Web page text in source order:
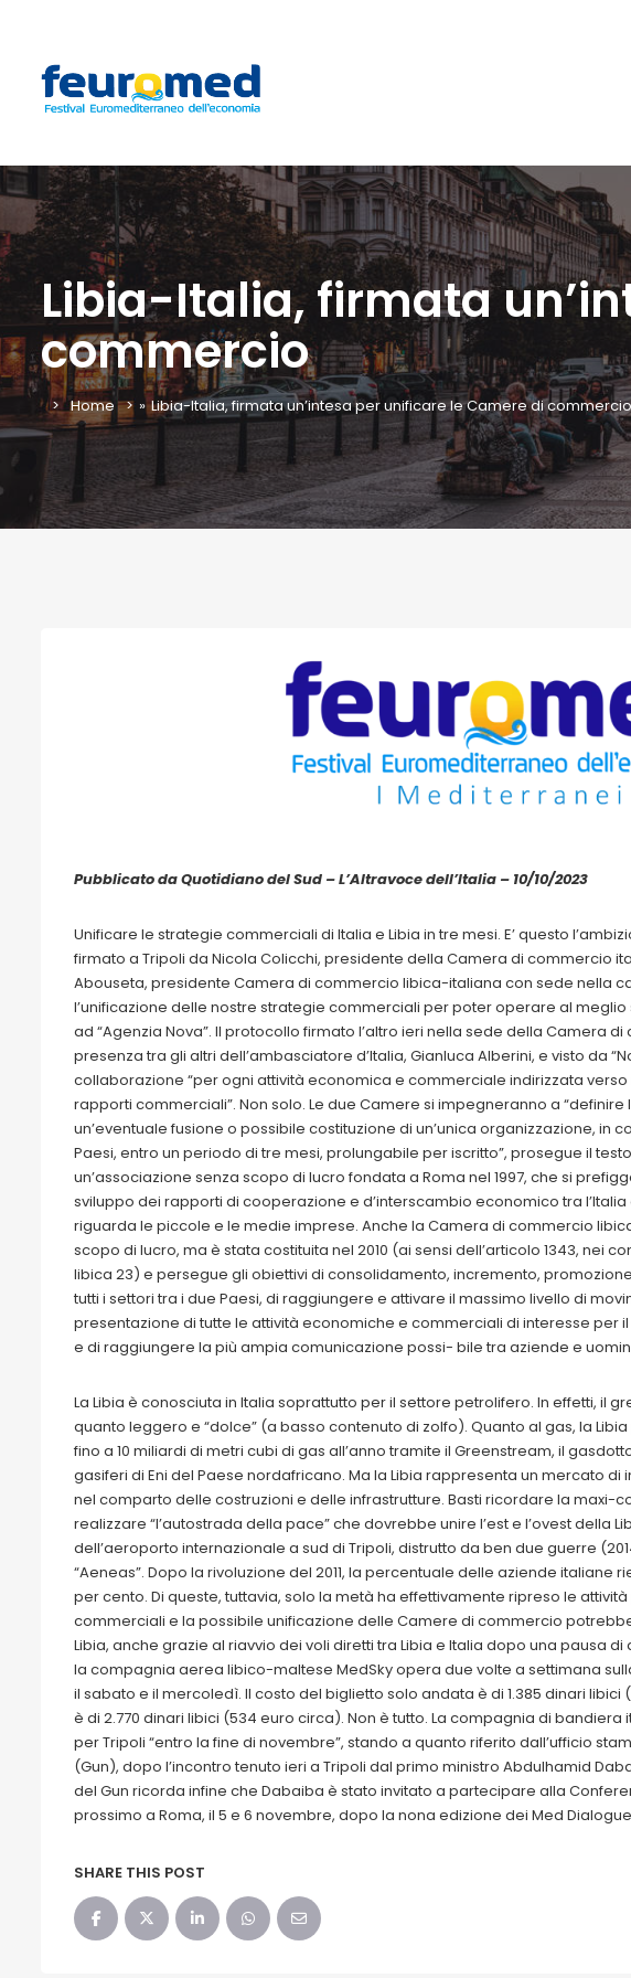
Libia-Italia, firmata
commercio
Home » Libia-Italia, firmata un’intesa per unificare le Camere di commercio
Pubblicato da Quotidiano del Sud – L’Altravoce dell’Italia – 10/10/2023
Unificare le strategie commerciali di Italia e Libia in tre mesi. E’ questo
firmato a Tripoli da Nicola Colicchi, presidente della Camera di commercio
Abouseta, presidente Camera di commercio libica-italiana con sede nella
l’unificazione delle nostre strategie commerciali per poter operare al meglio
ad “Agenzia Nova”. Il protocollo firmato l’altro ieri nella sede della Camera
presenza tra gli altri dell’ambasciatore d’Italia, Gianluca Alberini, e visto da
collaborazione “per ogni attività economica e commerciale indirizzata
rapporti commerciali”. Non solo. Le due Camere si impegneranno a
un’eventuale fusione o possibile costituzione di un’unica organizzazione, in
Paesi, entro un periodo di tre mesi, prolungabile per iscritto”, prosegue il
un’associazione senza scopo di lucro fondata a Roma nel 1997, che si
sviluppo dei rapporti di cooperazione e d’interscambio economico tra
riguarda le piccole e le medie imprese. Anche la Camera di commercio
scopo di lucro, ma è stata costituita nel 2010 (ai sensi dell’articolo 1343, nei
libica 23) e persegue gli obiettivi di consolidamento, incremento,
tutti i settori tra i due Paesi, di raggiungere e attivare il massimo livello di
presentazione di tutte le attività economiche e commerciali di interesse per
e di raggiungere la più ampia comunicazione possi- bile tra aziende e
La Libia è conosciuta in Italia soprattutto per il settore petrolifero. In effetti, il
quanto leggero e “dolce” (a basso contenuto di zolfo). Quanto al gas, la
fino a 10 miliardi di metri cubi di gas all’anno tramite il Greenstream, il
gasiferi di Eni del Paese nordafricano. Ma la Libia rappresenta un mercato
nel comparto delle costruzioni e delle infrastrutture. Basti ricordare la maxi-
realizzare “l’autostrada della pace” che dovrebbe unire l’est e l’ovest della
dell’aeroporto internazionale a sud di Tripoli, distrutto da ben due guerre
“Aeneas”. Dopo la rivoluzione del 2011, la percentuale delle aziende italiane
per cento. Di queste, tuttavia, solo la metà ha effettivamente ripreso le
commerciali e la possibile unificazione delle Camere di commercio
Libia, anche grazie al riavvio dei voli diretti tra Libia e Italia dopo una pausa
la compagnia aerea libico-maltese MedSky opera due volte a settimana
il sabato e il mercoledì. Il costo del biglietto solo andata è di 1.385 dinari
è di 2.770 dinari libici (534 euro circa). Non è tutto. La compagnia di
per Tripoli “entro la fine di novembre”, stando a quanto riferito dall’ufficio
(Gun), dopo l’incontro tenuto ieri a Tripoli dal primo ministro Abdulhamid
del Gun ricorda infine che Dabaiba è stato invitato a partecipare alla
prossimo a Roma, il 5 e 6 novembre, dopo la nona edizione dei Med
SHARE THIS POST